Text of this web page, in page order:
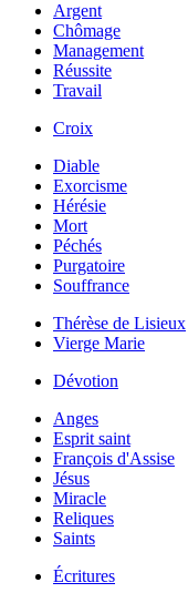
Argent
Chômage
Management
Réussite
Travail
Croix
Diable
Exorcisme
Hérésie
Mort
Péchés
Purgatoire
Souffrance
Thérèse de Lisieux
Vierge Marie
Dévotion
Anges
Esprit saint
François d'Assise
Jésus
Miracle
Reliques
Saints
Écritures